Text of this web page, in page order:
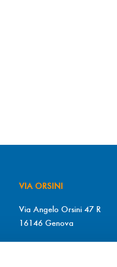
VIA ORSINI
Via Angelo Orsini 47 R
16146 Genova